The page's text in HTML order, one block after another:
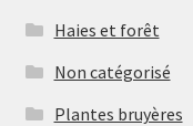
Haies et forêt
Non catégorisé
Plantes bruyères